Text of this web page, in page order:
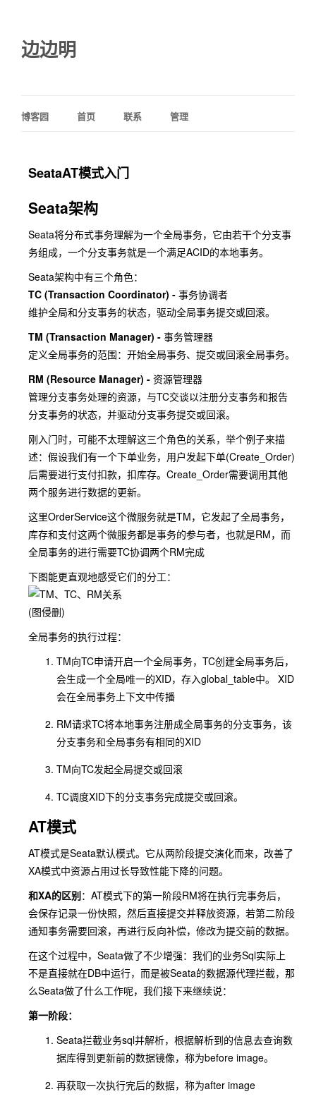
边边明
博客园 首页 联系 管理
SeataAT模式入门
Seata架构
Seata将分布式事务理解为一个全局事务，它由若干个分支事
务组成，一个分支事务就是一个满足ACID的本地事务。
Seata架构中有三个角色：
TC (Transaction Coordinator) - 事务协调者
维护全局和分支事务的状态，驱动全局事务提交或回滚。
TM (Transaction Manager) - 事务管理器
定义全局事务的范围：开始全局事务、提交或回滚全局事务。
RM (Resource Manager) - 资源管理器
管理分支事务处理的资源，与TC交谈以注册分支事务和报告
分支事务的状态，并驱动分支事务提交或回滚。
刚入门时，可能不太理解这三个角色的关系，举个例子来描
述：假设我们有一个下单业务，用户发起下单(Create_Order)
后需要进行支付扣款，扣库存。Create_Order需要调用其他
两个服务进行数据的更新。
这里OrderService这个微服务就是TM，它发起了全局事务，
库存和支付这两个微服务都是事务的参与者，也就是RM，而
全局事务的进行需要TC协调两个RM完成
下图能更直观地感受它们的分工：
(图侵删)
全局事务的执行过程：
TM向TC申请开启一个全局事务，TC创建全局事务后，
会生成一个全局唯一的XID，存入global_table中。 XID
会在全局事务上下文中传播
RM请求TC将本地事务注册成全局事务的分支事务，该
分支事务和全局事务有相同的XID
TM向TC发起全局提交或回滚
TC调度XID下的分支事务完成提交或回滚。
AT模式
AT模式是Seata默认模式。它从两阶段提交演化而来，改善了
XA模式中资源占用过长导致性能下降的问题。
和XA的区别：AT模式下的第一阶段RM将在执行完事务后，
会保存记录一份快照，然后直接提交并释放资源，若第二阶段
通知事务需要回滚，再进行反向补偿，修改为提交前的数据。
在这个过程中，Seata做了不少增强：我们的业务Sql实际上
不是直接就在DB中运行，而是被Seata的数据源代理拦截，那
么Seata做了什么工作呢，我们接下来继续说：
第一阶段：
Seata拦截业务sql并解析，根据解析到的信息去查询数
据库得到更新前的数据镜像，称为before image。
再获取一次执行完后的数据，称为after image